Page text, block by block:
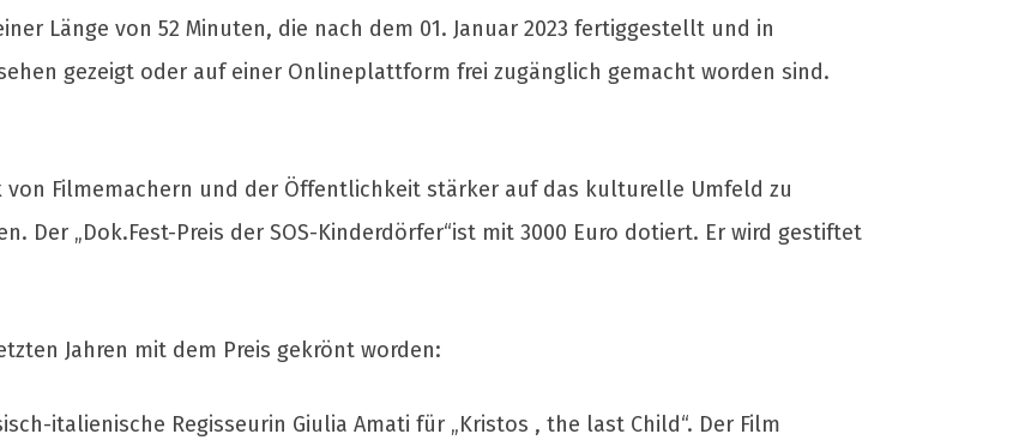
Länge von 52 Minuten, die nach dem 01. Januar 2023 fertiggestellt und in
gezeigt oder auf einer Onlineplattform frei zugänglich gemacht worden sind.
von Filmemachern und der Öffentlichkeit stärker auf das kulturelle Umfeld zu
Der „Dok.Fest-Preis der SOS-Kinderdörfer“ist mit 3000 Euro dotiert. Er wird gestiftet
Jahren mit dem Preis gekrönt worden:
italienische Regisseurin Giulia Amati für „Kristos , the last Child“. Der Film